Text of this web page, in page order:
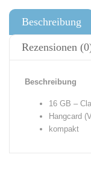
Beschreibung
Rezensionen
Beschreibung
16 GB –
Hangcard
kompakt